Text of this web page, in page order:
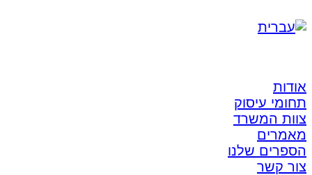
אודות
תחומי עיסוק
צוות המשרד
מאמרים
הספרים שלנו
צור קשר